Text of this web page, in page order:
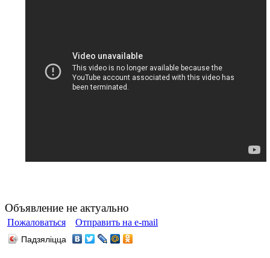
Объявление не актуально
Пожаловаться Отправить на e-mail
Падзяліцца